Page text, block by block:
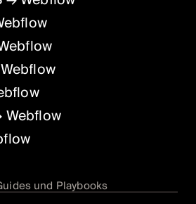
und Playbooks